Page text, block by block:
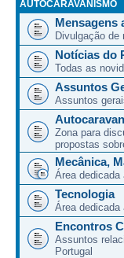
AUTOCARAVANISMO
Mensagens
Divulgação de
Notícias do
Todas as
Assuntos
Assuntos
Zona para
propostas
Mecânica,
Área
Tecnologia
Área dedicada
Encontros
Assuntos
Portugal